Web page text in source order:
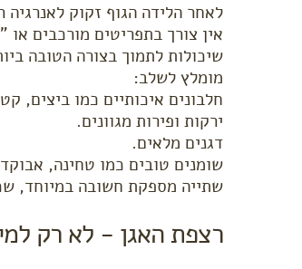
לאחר הלידה הגוף זקוק
אין צורך בתפריטים מורכבים או
שיכולות לתמוך בצורה הטובה
מומלץ לשלב:
חלבונים איכותיים כמו ביצים,
ירקות ופירות מגוונים.
דגנים מלאים.
שומנים טובים כמו טחינה,
שתייה מספקת חשובה במיוחד,
רצפת האגן - לא רק